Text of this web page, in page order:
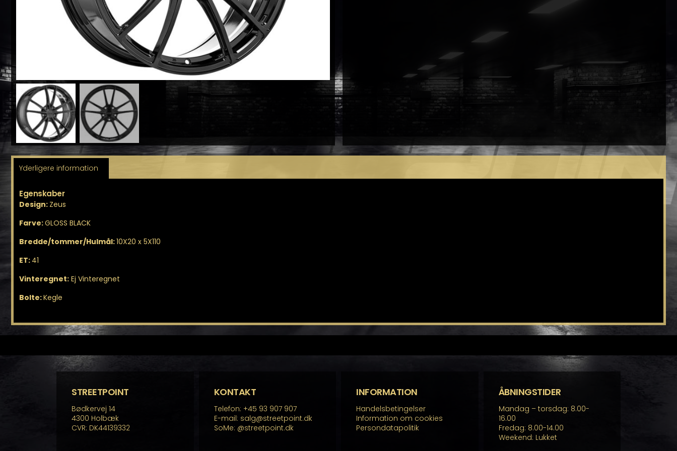
Yderligere information
Egenskaber
Design: Zeus
Farve:GLOSS BLACK
Bredde/tommer/Hulmål:10X20 x 5X110
ET: 41
Vinteregnet: Ej Vinteregnet
Bolte:Kegle
STREETPOINT
Bødkervej 14
4300 Holbæk
CVR: DK44139332
KONTAKT
Telefon: +45 93 907 907
E-mail: salg@streetpoint.dk
SoMe: @streetpoint.dk
INFORMATION
Handelsbetingelser
Information om cookies
Persondatapolitik
ÅBNINGSTIDER
Mandag – torsdag: 8.00-
16.00
Fredag: 8.00-14.00
Weekend: Lukket